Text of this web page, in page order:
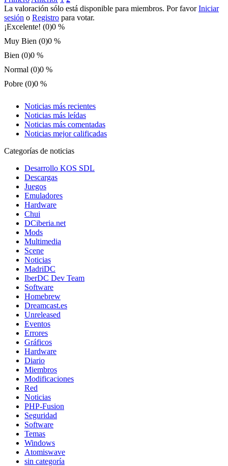
La valoración sólo está disponible para miembros. Por favorIniciar
sesión o Registro para votar.
¡Excelente! (0)0 %
Muy Bien (0)0 %
Bien (0)0 %
Normal (0)0 %
Pobre (0)0 %
Noticias más recientes
Noticias más leídas
Noticias más comentadas
Noticias mejor calificadas
Categorías de noticias
Desarrollo KOS SDL
Descargas
Juegos
Emuladores
Hardware
Chui
DCiberia.net
Mods
Multimedia
Scene
Noticias
MadriDC
IberDC Dev Team
Software
Homebrew
Dreamcast.es
Unreleased
Eventos
Errores
Gráficos
Hardware
Diario
Miembros
Modificaciones
Red
Noticias
PHP-Fusion
Seguridad
Software
Temas
Windows
Atomiswave
sin categoría